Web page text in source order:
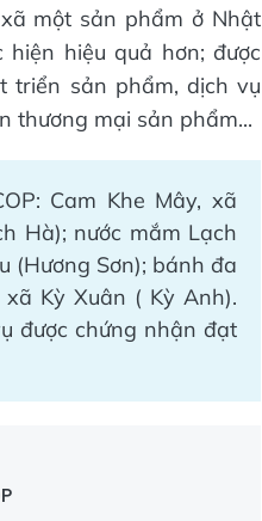
một sản phẩm ở Nhật
hiệu quả hơn; được
triển sản phẩm, dịch vụ
thương mại sản phẩm...
Cam Khe Mây, xã
Hà); nước mắm Lạch
(Hương Sơn); bánh đa
Kỳ Xuân ( Kỳ Anh).
được chứng nhận đạt